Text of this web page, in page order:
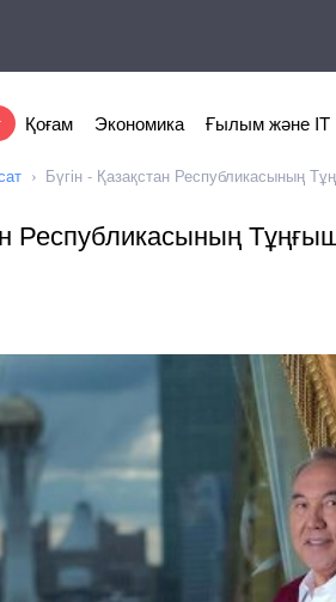
Қоғам Экономика Ғылым және IT
Бүгін - Қазақстан Республикасының
Республикасының